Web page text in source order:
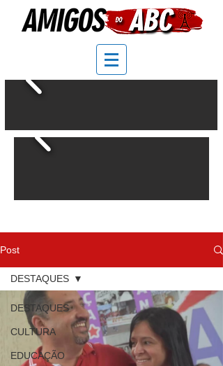
Post
DESTAQUES
CULTURA
EDUCAÇÃO
DESTAQUES